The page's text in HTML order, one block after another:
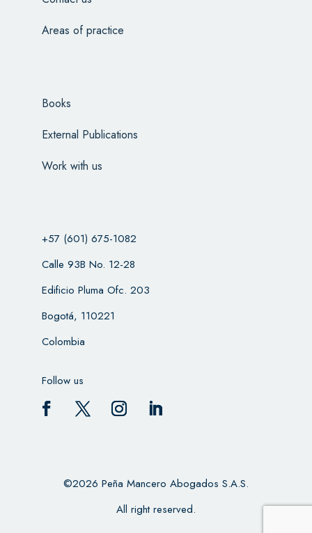
Areas of practice
Books
External Publications
Work with us
+57 (601) 675-1082
Calle 93B No. 12-28
Edificio Pluma Ofc. 203
Bogotá, 110221
Colombia
Follow us
©2026 Peña Mancero Abogados S.A.S.
All right reserved.